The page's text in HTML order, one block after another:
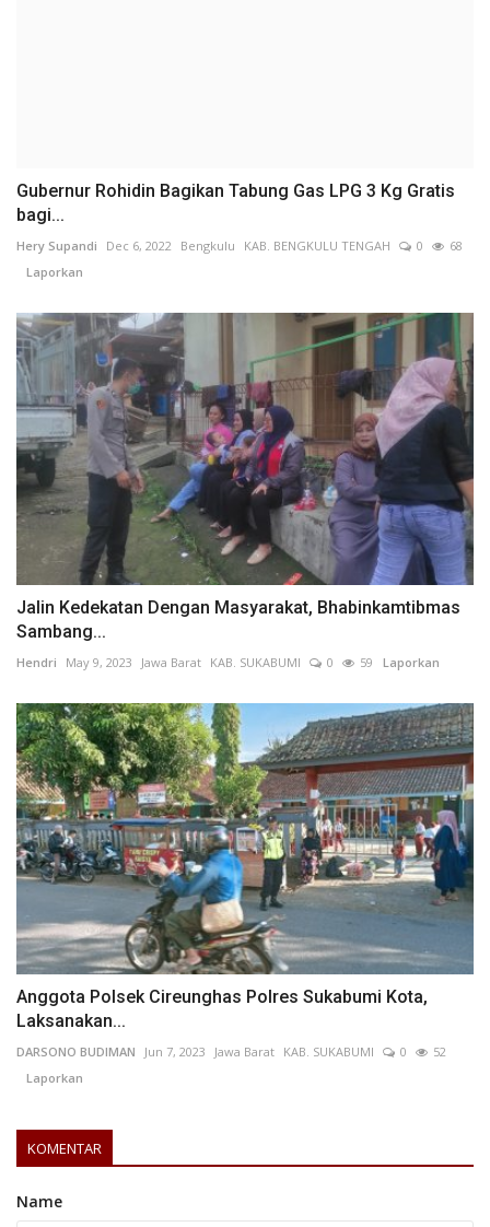
Gubernur Rohidin Bagikan Tabung Gas LPG 3 Kg Gratis
bagi...
Hery Supandi Dec 6, 2022 Bengkulu KAB. BENGKULU TENGAH 0
68
Laporkan
Jalin Kedekatan Dengan Masyarakat, Bhabinkamtibmas
Sambang...
Hendri May 9, 2023 Jawa Barat KAB. SUKABUMI 0 59 Laporkan
Anggota Polsek Cireunghas Polres Sukabumi Kota,
Laksanakan...
DARSONO BUDIMAN Jun 7, 2023 Jawa Barat KAB. SUKABUMI 0
52
Laporkan
KOMENTAR
Name